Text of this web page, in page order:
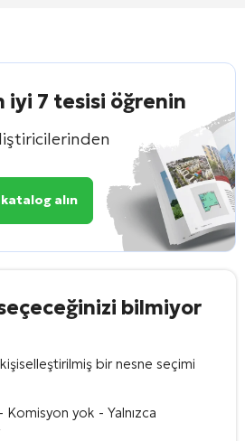
iyi 7 tesisi öğrenin
alın
bilmiyor
kişiselleştirilmiş bir nesne seçimi
Komisyon yok - Yalnızca